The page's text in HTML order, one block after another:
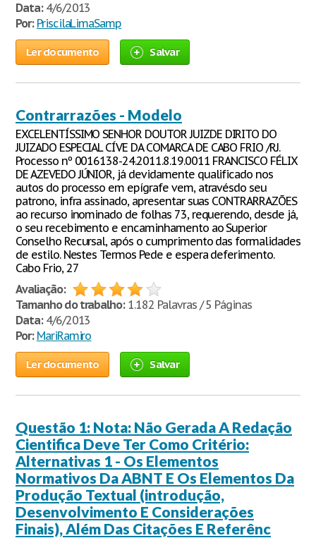
Data:4/6/2013
Por: PriscilaLimaSamp
Ler documento Salvar
Contrarrazões - Modelo
EXCELENTÍSSIMO SENHOR DOUTOR JUIZDE DIRITO DO
JUIZADO ESPECIAL CÍVE DA COMARCA DE CABO FRIO /RJ.
Processo nº 0016138-24.2011.8.19.0011 FRANCISCO FÉLIX
DE AZEVEDO JÚNIOR, já devidamente qualificado nos
autos do processo em epígrafe vem, atravésdo seu
patrono, infra assinado, apresentar suas CONTRARRAZÕES
ao recurso inominado de folhas 73, requerendo, desde já,
o seu recebimento e encaminhamento ao Superior
Conselho Recursal, após o cumprimento das formalidades
de estilo. Nestes Termos Pede e espera deferimento.
Cabo Frio, 27
Avaliação:
Tamanho do trabalho:1.182 Palavras / 5 Páginas
Data:4/6/2013
Por: MariRamiro
Ler documento Salvar
Questão 1: Nota: Não Gerada A Redação
Cientifica Deve Ter Como Critério:
Alternativas 1 - Os Elementos
Normativos Da ABNT E Os Elementos Da
Produção Textual (introdução,
Desenvolvimento E Considerações
Finais), Além Das Citações E Referênc